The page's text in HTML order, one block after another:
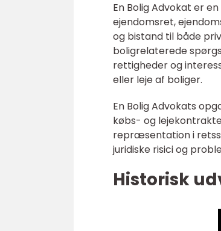
En Bolig Advokat er
ejendomsret,
og bistand til både
boligrelaterede
rettigheder og
eller leje af boliger.
En Bolig Advokats
købs- og
repræsentation i
juridiske risici og
Historisk